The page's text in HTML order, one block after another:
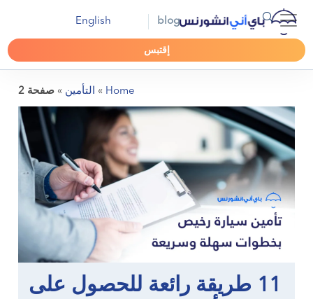
blog
English
إقتبس
Home
» التأمين » صفحة 2
11 طريقة رائعة للحصول على